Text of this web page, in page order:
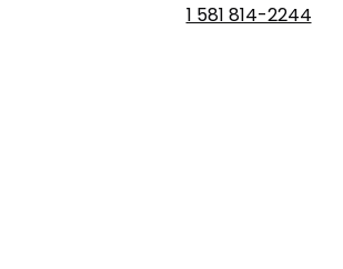
1 581 814-2244